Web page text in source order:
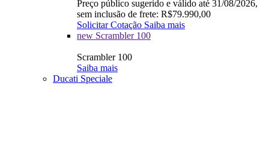
Preço público sugerido e válido até 31/08/2026,
sem inclusão de frete: R$79.990,00
Solicitar Cotação Saiba mais
new Scrambler 100
Scrambler 100
Saiba mais
Ducati Speciale